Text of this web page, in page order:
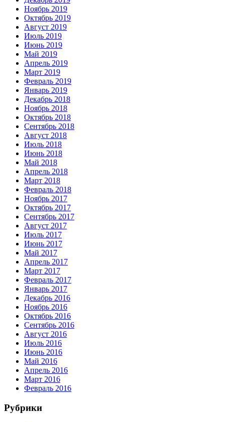
Ноябрь 2019
Октябрь 2019
Август 2019
Июль 2019
Июнь 2019
Май 2019
Апрель 2019
Март 2019
Февраль 2019
Январь 2019
Декабрь 2018
Ноябрь 2018
Октябрь 2018
Сентябрь 2018
Август 2018
Июль 2018
Июнь 2018
Май 2018
Апрель 2018
Март 2018
Февраль 2018
Ноябрь 2017
Октябрь 2017
Сентябрь 2017
Август 2017
Июль 2017
Июнь 2017
Май 2017
Апрель 2017
Март 2017
Февраль 2017
Январь 2017
Декабрь 2016
Ноябрь 2016
Октябрь 2016
Сентябрь 2016
Август 2016
Июль 2016
Июнь 2016
Май 2016
Апрель 2016
Март 2016
Февраль 2016
Рубрики